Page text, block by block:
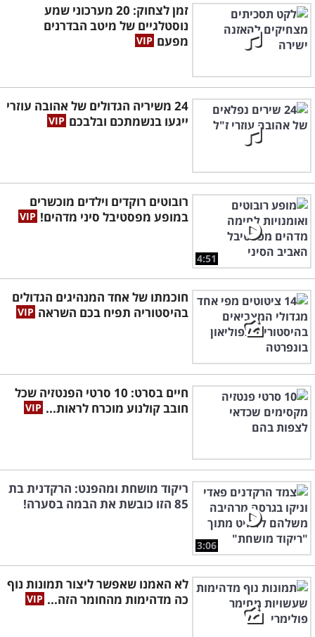
זמן לצחוק: 20 מערכוני שמע
נוסטלגיים של מיטב הבדרנים
מפעם
24 משיריה הגדולים של אהובה עוזרי
ייגעו בנשמתכם ובלבכם
4:51
רובוטים רוקדים וילדים מוכשרים
במופע מפסטיבל סיני מדהים!
חוכמתו של אחד המנהיגים הגדולים
בהיסטוריה תפיח בכם השראה
חיים בסרט: 10 סרטי הפנטזיה שכל
חובב קולנוע מוכרח לראות...
3:06
ריקוד מושחת ומהפנט: הרקדנית בת
85 הזו כובשת את הבמה בסערה!
לא האמנו שאפשר ליצור תמונות נוף
כה מדהימות מהחומר הזה...